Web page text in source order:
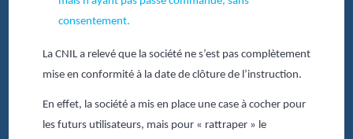
consentement.
La CNIL a relevé que la société ne s’est pas complètement
mise en conformité à la date de clôture de l’instruction.
En effet, la société a mis en place une case à cocher pour
les futurs utilisateurs, mais pour « rattraper » le